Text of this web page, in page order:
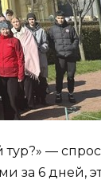
—
за 6 дней,